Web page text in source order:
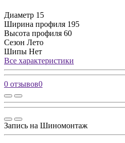
Диаметр 15
Ширина профиля 195
Высота профиля 60
Сезон Лето
Шипы Нет
Все характеристики
0 отзывов0
Запись на Шиномонтаж